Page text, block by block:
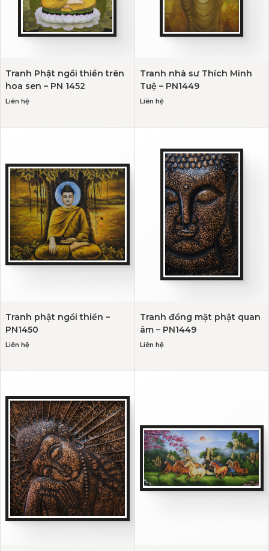
Tranh Phật ngồi thiền trên
hoa sen – PN 1452
Liên hệ
Tranh nhà sư Thích Minh
Tuệ – PN1449
Liên hệ
Tranh phật ngồi thiền –
PN1450
Liên hệ
Tranh đồng mặt phật quan
âm – PN1449
Liên hệ